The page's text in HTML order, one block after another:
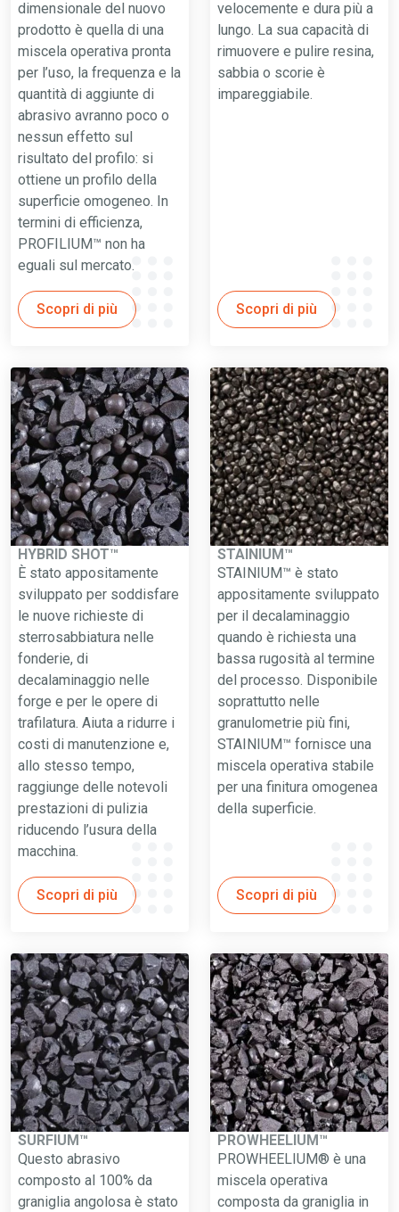
dimensionale del nuovo
prodotto è quella di una
miscela operativa pronta
per l’uso, la frequenza e la
quantità di aggiunte di
abrasivo avranno poco o
nessun effetto sul
risultato del profilo: si
ottiene un profilo della
superficie omogeneo. In
termini di efficienza,
PROFILIUM™ non ha
eguali sul mercato.
Scopri di più
velocemente e dura più a
lungo. La sua capacità di
rimuovere e pulire resina,
sabbia o scorie è
impareggiabile.
Scopri di più
HYBRID SHOT™
È stato appositamente
sviluppato per soddisfare
le nuove richieste di
sterrosabbiatura nelle
fonderie, di
decalaminaggio nelle
forge e per le opere di
trafilatura. Aiuta a ridurre i
costi di manutenzione e,
allo stesso tempo,
raggiunge delle notevoli
prestazioni di pulizia
riducendo l’usura della
macchina.
Scopri di più
STAINIUM™
STAINIUM™ è stato
appositamente sviluppato
per il decalaminaggio
quando è richiesta una
bassa rugosità al termine
del processo. Disponibile
soprattutto nelle
granulometrie più fini,
STAINIUM™ fornisce una
miscela operativa stabile
per una finitura omogenea
della superficie.
Scopri di più
SURFIUM™
Questo abrasivo
composto al 100% da
graniglia angolosa è stato
PROWHEELIUM™
PROWHEELIUM® è una
miscela operativa
composta da graniglia in